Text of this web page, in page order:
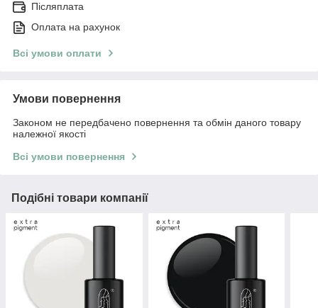
Післяплата
Оплата на рахунок
Всі умови оплати
Умови повернення
Законом не передбачено повернення та обмін даного товару
належної якості
Всі умови повернення
Подібні товари компанії